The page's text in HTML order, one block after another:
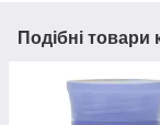
Подібні товари